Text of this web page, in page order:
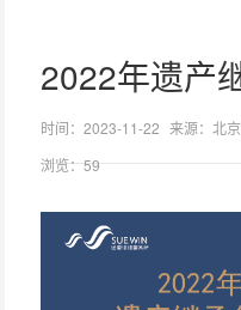
2022年遗产
时间：2023-11-22 来源：北
浏览：59